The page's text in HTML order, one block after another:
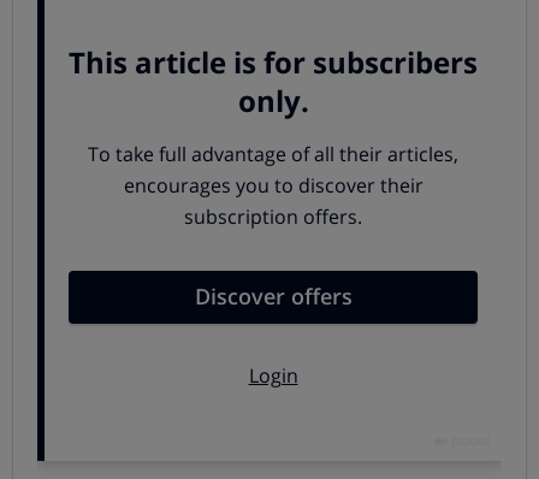
Este depósito permite lacancelación totala costa
de la devolución íntegra de los intereses más las
retenciones fiscales: tenlo en cuenta y coloca en este
producto solo el dinero que estés seguro de no
necesitar antes del vencimiento.
El depósito Wizink lleva además una
ahorro asociada que remunera al 0,5% TAE
es útil para obtener algo de rentabilidad al dinero que
quiera tener disponible para poder usarlo en
rentabilidad de la cuenta de ahorro en cualquier